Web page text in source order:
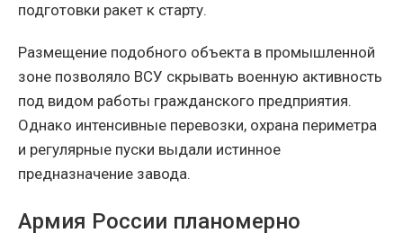
подготовки ракет к старту.
Размещение подобного объекта в промышленной
зоне позволяло ВСУ скрывать военную активность
под видом работы гражданского предприятия.
Однако интенсивные перевозки, охрана периметра
и регулярные пуски выдали истинное
предназначение завода.
Армия России планомерно